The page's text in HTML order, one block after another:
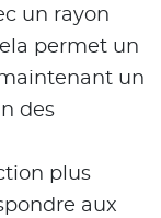
un rayon
permet un
un
des
plus
aux